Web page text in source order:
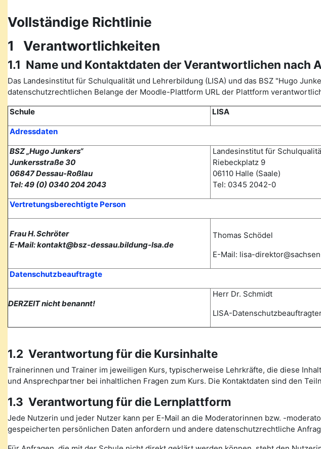
Vollständige Richtlinie
1 Verantwortlichkeiten
1.1 Name und Kontaktdaten der Verantwortlichen nach
Das Landesinstitut für Schulqualität und Lehrerbildung (LISA) und das BSZ "Hugo
datenschutzrechtlichen Belange der Moodle-Plattform URL der Plattform
Schule LISA
Adressdaten
BSZ „Hugo Junkers“
Junkersstraße 30
06847 Dessau-Roßlau
Tel: 49 (0) 0340 204 2043
Landesinstitut für
Riebeckplatz 9
06110 Halle (Saale)
Tel: 0345 2042-0
Vertretungsberechtigte Person
Frau H. Schröter
E-Mail: kontakt@bsz-dessau.bildung-lsa.de
Thomas Schödel
E-Mail: lisa-
Datenschutzbeauftragte
DERZEIT nicht benannt!
Herr Dr. Schmidt
LISA-
1.2 Verantwortung für die Kursinhalte
Trainerinnen und Trainer im jeweiligen Kurs, typischerweise Lehrkräfte, die diese
und Ansprechpartner bei inhaltlichen Fragen zum Kurs. Die Kontaktdaten sind den
1.3 Verantwortung für die Lernplattform
Jede Nutzerin und jeder Nutzer kann per E-Mail an die Moderatorinnen bzw. -
gespeicherten persönlichen Daten anfordern und andere datenschutzrechtliche